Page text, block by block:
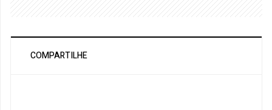
COMPARTILHE